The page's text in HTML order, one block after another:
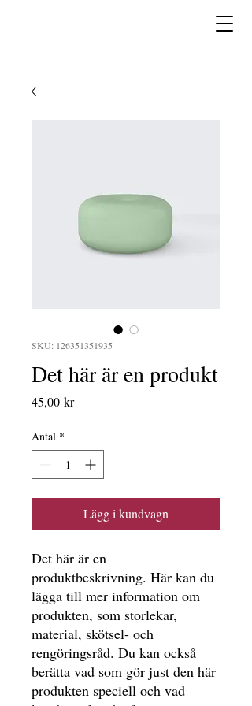
SKU: 126351351935
Det här är en produkt
45,00 krPris
Antal *
Lägg i kundvagn
Det här är en
produktbeskrivning. Här kan du
lägga till mer information om
produkten, som storlekar,
material, skötsel- och
rengöringsråd. Du kan också
berätta vad som gör just den här
produkten speciell och vad